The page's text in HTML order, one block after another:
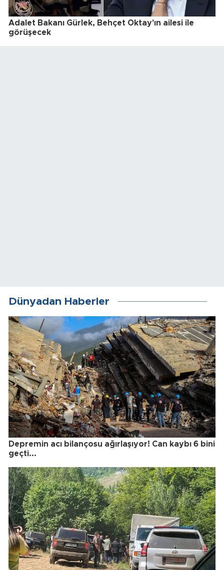
Adalet Bakanı Gürlek, Behçet Oktay'ın ailesi ile
görüşecek
Dünyadan Haberler
Depremin acı bilançosu ağırlaşıyor! Can kaybı 6 bini
geçti...